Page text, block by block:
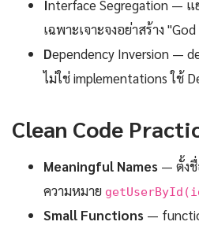
Interface Segregation — แ
เฉพาะเจาะจงอย่าสร้าง
Dependency Inversion —
ไม่ใช่ implementations ใช้
Clean Code
Meaningful Names — ตั้ง
ความหมาย
Small Functions —